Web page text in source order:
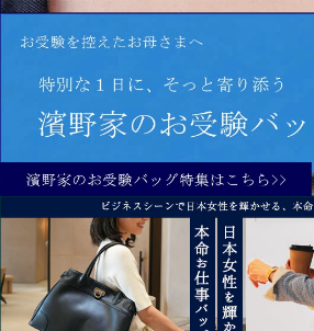
【メンズ最新作】縁起を尽くした“験担ぎ”クロコ財布が
手をあしらった縁起財布（2025.9.16）
【最新作】360度好印象を叶えるデイリーワンハンドル
り、装いを品よく照らすアイボリーカラー「ビアンカ
【最新作】永遠の“ロイヤルバランス”を宿した、日本
ハンドルAlicia Calis(アリシアカリス)登場（2025.7.31）
【メンズ最新作】金箔ステッチシリーズから、薄マチ休
（2025.7.29）
【最新作】クラシカルなA4お仕事トートAmanda（ア
色「ミントグレー」登場（2025.7.28）
【初登場】真珠・ダイヤ・プラチナな仕立て「礼を尽